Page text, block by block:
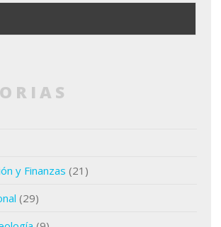
y Finanzas (21)
(29)